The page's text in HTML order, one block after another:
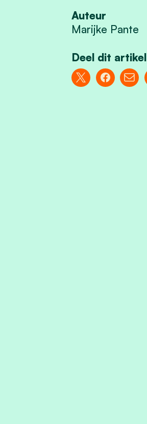
Auteur
Marijke Pante
Deel dit artikel